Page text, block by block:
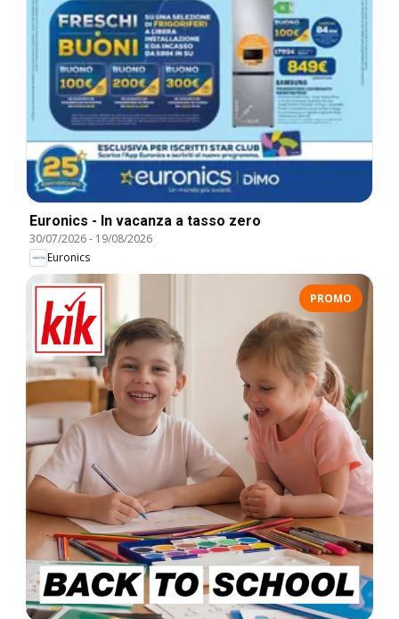
Euronics - In vacanza a tasso zero
30/07/2026- 19/08/2026
Euronics
PROMO